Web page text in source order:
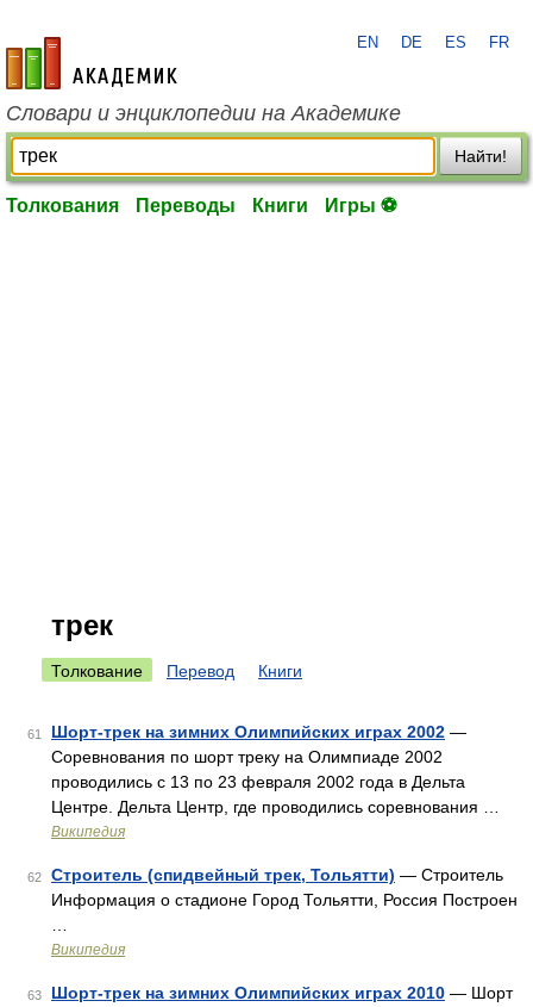
academic.ru
EN DE ES FR
Словари и энциклопедии на Академике
Найти!
Толкования Переводы Книги Игры ⚽
трек
Толкование Перевод Книги
61 Шорт-трек на зимних Олимпийских играх 2002 —
Соревнования по шорт треку на Олимпиаде 2002
проводились с 13 по 23 февраля 2002 года в Дельта
Центре. Дельта Центр, где проводились соревнования …
Википедия
62 Строитель (спидвейный трек, Тольятти) — Строитель
Информация о стадионе Город Тольятти, Россия Построен
Википедия
63 Шорт-трек на зимних Олимпийских играх 2010 — Шорт